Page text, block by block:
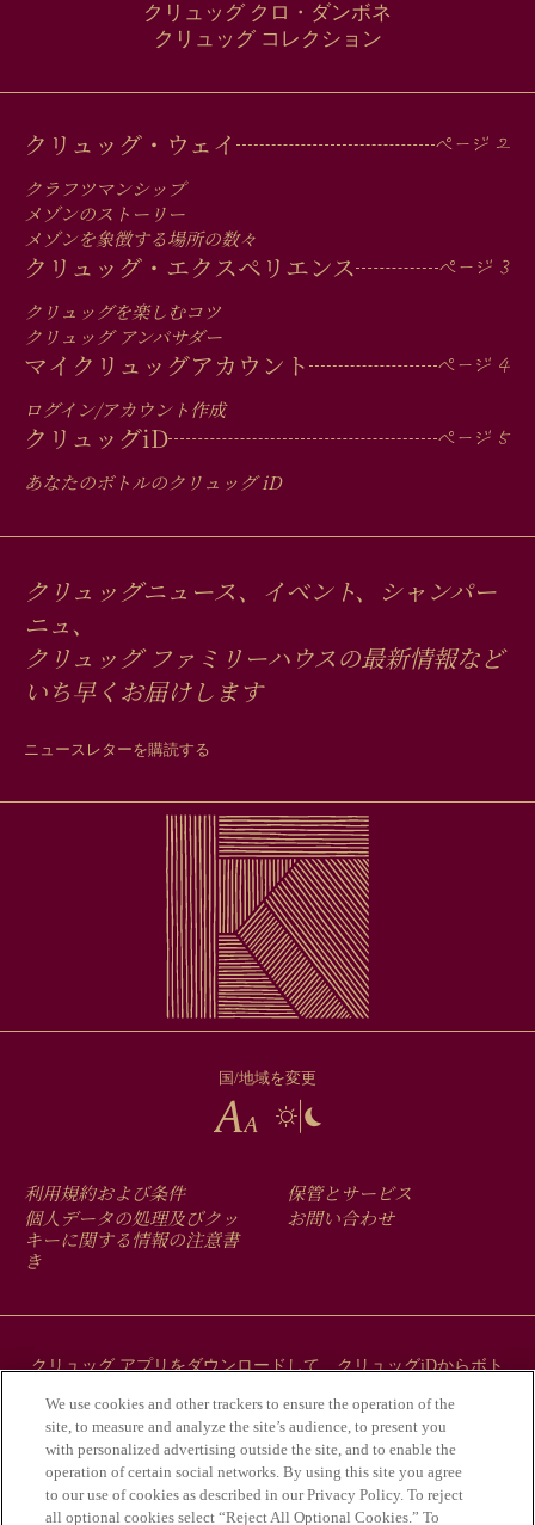
クリュッグ クロ・ダンボネ
クリュッグ コレクション
MAIN
MEN
IN
FOOTER
クリュッグ・ウェイ
クラフツマンシップ
メゾンのストーリー
メゾンを象徴する場所の数々
クリュッグ・エクスペリエンス
クリュッグを楽しむコツ
クリュッグ アンバサダー
マイクリュッグアカウント
ログイン/アカウント作成
クリュッグiD
あなたのボトルのクリュッグiD
クリュッグニュース、イベント、シャンパー
ニュ、
クリュッグ ファミリーハウスの最新情報など
いち早くお届けします
ニュースレターを購読する
国/地域を変更
FOOTER
MENU
利用規約および条件
個人データの処理及びクッ
キーに関する情報の注意書
き
保管とサービス
お問い合わせ
クリュッグ アプリをダウンロードして、クリュッグiDからボト
We use cookies and other trackers to ensure the operation of the
site, to measure and analyze the site’s audience, to present you
with personalized advertising outside the site, and to enable the
operation of certain social networks. By using this site you agree
to our use of cookies as described in our Privacy Policy. To reject
all optional cookies select “Reject All Optional Cookies.” To